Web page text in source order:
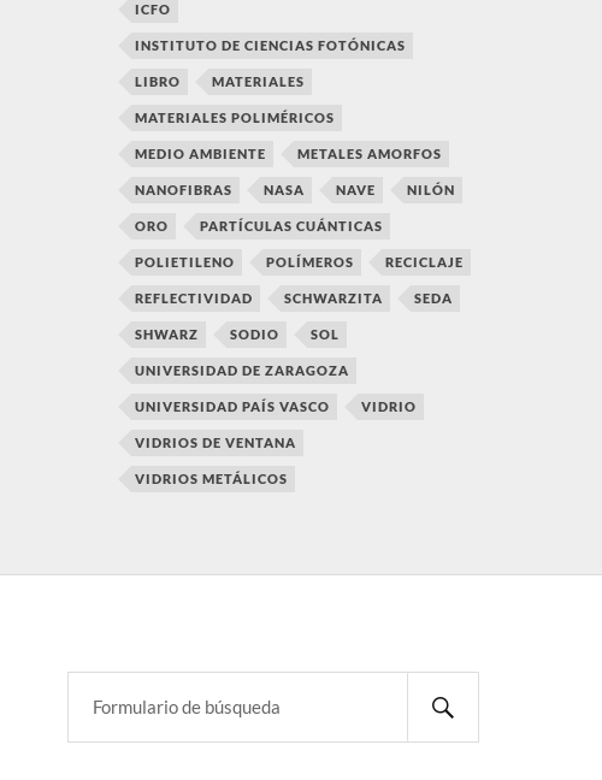
ICFO
INSTITUTO DE CIENCIAS FOTÓNICAS
LIBRO MATERIALES
MATERIALES POLIMÉRICOS
MEDIO AMBIENTE METALES AMORFOS
NANOFIBRAS NASA NAVE NILÓN
ORO PARTÍCULAS CUÁNTICAS
POLIETILENO POLÍMEROS RECICLAJE
REFLECTIVIDAD SCHWARZITA SEDA
SHWARZ SODIO SOL
UNIVERSIDAD DE ZARAGOZA
UNIVERSIDAD PAÍS VASCO VIDRIO
VIDRIOS DE VENTANA
VIDRIOS METÁLICOS